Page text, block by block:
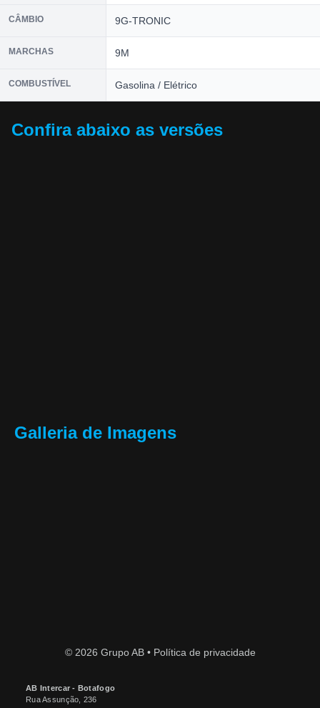
CÂMBIO 9G-TRONIC
MARCHAS 9M
COMBUSTÍVEL Gasolina / Elétrico
Confira abaixo as versões
Galleria de Imagens
© 2026 Grupo AB • Política de privacidade
AB Intercar - Botafogo
Rua Assunção, 236